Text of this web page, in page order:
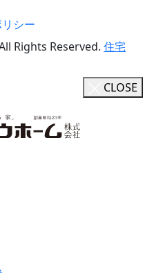
シー
Rights Reserved. 住宅
CLOSE